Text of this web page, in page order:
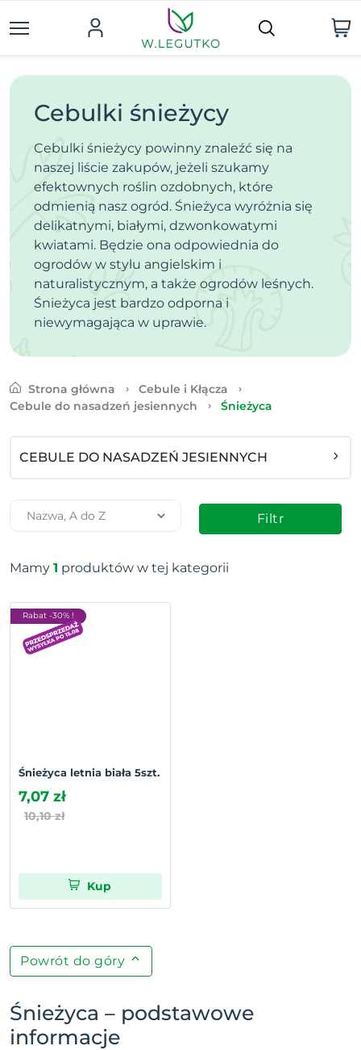
Cebulki śnieżycy
Cebulki śnieżycy powinny znaleźć się na
naszej liście zakupów, jeżeli szukamy
efektownych roślin ozdobnych, które
odmienią nasz ogród. Śnieżyca wyróżnia się
delikatnymi, białymi, dzwonkowatymi
kwiatami. Będzie ona odpowiednia do
ogrodów w stylu angielskim i
naturalistycznym, a także ogrodów leśnych.
Śnieżyca jest bardzo odporna i
niewymagająca w uprawie.
Strona główna
Cebule i Kłącza
Cebule do nasadzeń jesiennych
Śnieżyca
CEBULE DO NASADZEŃ JESIENNYCH
Filtr
Mamy 1 produktów w tej kategorii
Rabat -30% !
Śnieżyca letnia biała 5szt.
7,07 zł
10,10 zł
Kup
Powrót do góry
Śnieżyca – podstawowe
informacje